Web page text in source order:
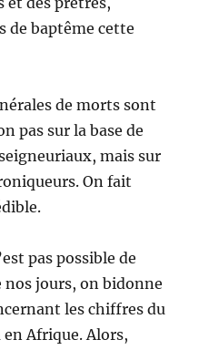
de baptême cette
de morts sont
pas sur la base de
mais sur
On fait
pas possible de
jours, on bidonne
les chiffres du
Afrique. Alors,